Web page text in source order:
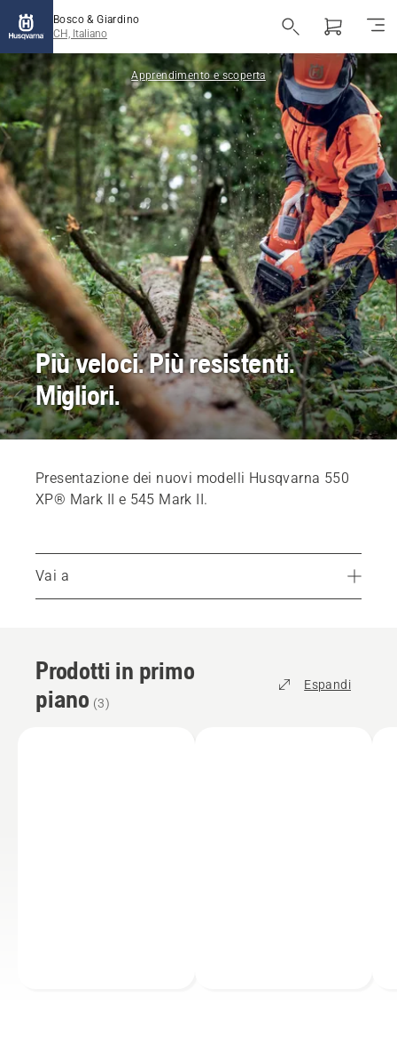
Bosco & Giardino
CH, Italiano
Apprendimento e scoperta
Più veloci. Più resistenti.
Migliori.
Presentazione dei nuovi modelli Husqvarna 550
XP® Mark II e 545 Mark II.
Vai a
Prodotti in primo piano
Costruita per resistere, progettata per durare
La manovrabilità fa parte del DNA Husqvarna
Prodotti in primo
piano (3)
Espandi